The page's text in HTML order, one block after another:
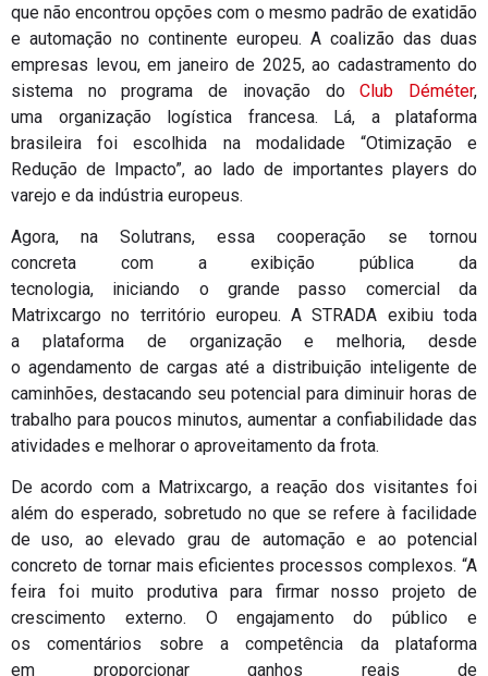
que não encontrou opções com o mesmo padrão de exatidão
e automação no continente europeu. A coalizão das duas
empresas levou, em janeiro de 2025, ao cadastramento do
sistema no programa de inovação doClub Déméter,
uma organização logística francesa. Lá, a plataforma
brasileira foi escolhida na modalidade “Otimização e
Redução de Impacto”, ao lado de importantes players do
varejo e da indústria europeus.
Agora, na Solutrans, essa cooperação se tornou
concreta com a exibição pública da
tecnologia, iniciando o grande passo comercial da
Matrixcargo no território europeu. A STRADA exibiu toda
a plataforma de organização e melhoria, desde
o agendamento de cargas até a distribuição inteligente de
caminhões, destacando seu potencial para diminuir horas de
trabalho para poucos minutos, aumentar a confiabilidade das
atividades e melhorar o aproveitamento da frota.
De acordo com a Matrixcargo, a reação dos visitantes foi
além do esperado, sobretudo no que se refere à facilidade
de uso, ao elevado grau de automação e ao potencial
concreto de tornar mais eficientes processos complexos. “A
feira foi muito produtiva para firmar nosso projeto de
crescimento externo. O engajamento do público e
os comentários sobre a competência da plataforma
em proporcionar ganhos reais de